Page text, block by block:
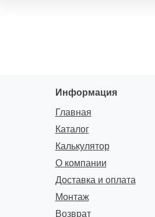
Информация
Главная
Каталог
Калькулятор
О компании
Доставка и оплата
Монтаж
Возврат